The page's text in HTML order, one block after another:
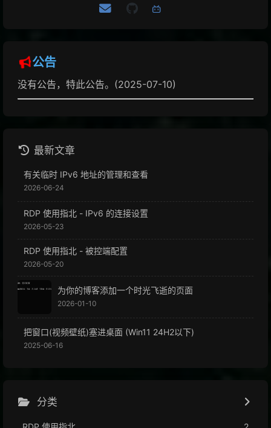
公告
没有公告，特此公告。(2025-07-10)
最新文章
有关临时 IPv6 地址的管理和查看
2026-06-24
RDP 使用指北 - IPv6 的连接设置
2026-05-23
RDP 使用指北 - 被控端配置
2026-05-20
为你的博客添加一个时光飞逝的页面
2026-01-10
把窗口(视频壁纸)塞进桌面 (Win11 24H2以下)
2025-06-16
分类